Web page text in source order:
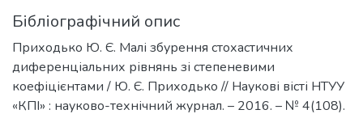
Бібліографічний опис
Приходько Ю. Є. Малі збурення стохастичних
диференціальних рівнянь зі степеневими
коефіцієнтами / Ю. Є. Приходько // Наукові вісті НТУУ
«КПІ» : науково-технічний журнал. – 2016. – № 4(108).